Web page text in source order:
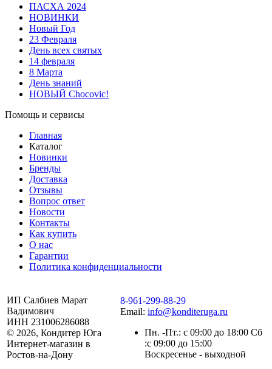
ПАСХА 2024
НОВИНКИ
Новый Год
23 Февраля
День всех святых
14 февраля
8 Марта
День знаний
НОВЫЙ Chocovic!
Помощь и сервисы
Главная
Каталог
Новинки
Бренды
Доставка
Отзывы
Вопрос ответ
Новости
Контакты
Как купить
О нас
Гарантии
Политика конфиденциальности
ИП Салбиев Марат
Вадимович
ИНН 231006286088
© 2026, Кондитер Юга
Интернет-магазин в
Ростов-на-Дону
8-961-299-88-29
Email: info@konditeruga.ru
Пн. -Пт.: с 09:00 до 18:00 Сб
:с 09:00 до 15:00
Воскресенье - выходной